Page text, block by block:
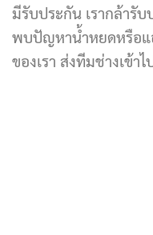
มีรับประกัน เรากล้ารั
พบปัญหาน้ำหยดหรือแ
ของเรา ส่งทีมช่างเข้า